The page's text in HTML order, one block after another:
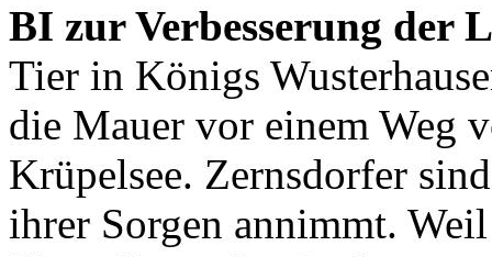
BI zur Verbesserung der
Tier in Königs
die Mauer vor einem Weg
Krüpelsee. Zernsdorfer
ihrer Sorgen annimmt.